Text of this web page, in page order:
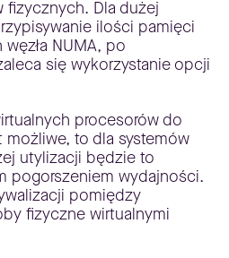
fizycznych. Dla dużej
ilości pamięci
NUMA, po
się wykorzystanie opcji
procesorów do
to dla systemów
utylizacji będzie to
pogorszeniem wydajności.
pomiędzy
fizyczne wirtualnymi